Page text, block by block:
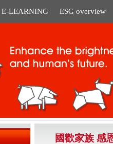
E-LEARNING ESG overview
國歡家族 感